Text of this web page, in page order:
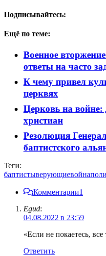
Подписывайтесь:
Ещё по теме:
Военное
ответы на часто
К чему привел
церквях
Церковь на войне:
христиан
Резолюция
баптистского
Теги:
баптистыверующиевойна
Комментарии1
Egud:
04.08.2022 в 23:59
«Если не покаетесь,
Ответить